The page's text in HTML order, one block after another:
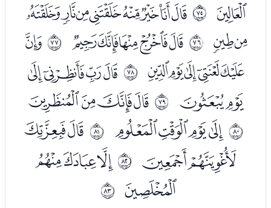
ﯪ ﱊﯬﯭﯮﯯﯰﯱﯲﯳ
ﯴﯵ ﱋﯷﯸﯹﯺﯻ ﱌﯽ
ﯾﯿﰀﰁﰂ ﱍ ﰄﰅﰆﰇ
ﰈﰉ ﱎﰋﰌﰍﰎ
ﱏﰐﰑﰒﰓ ﱐ ﰕﰖ
ﰗﰘ ﱑﰚﰛﰜ
ﰝ ﱒ